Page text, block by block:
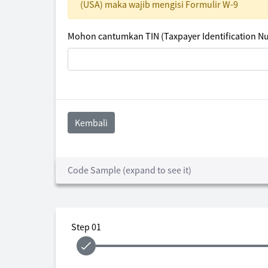
(USA) maka wajib mengisi Formulir W-9
Mohon cantumkan TIN (Taxpayer Identification
Kembali
Code Sample (expand to see it)
Step 01